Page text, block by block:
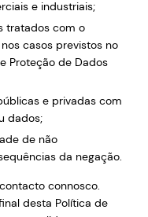
e industriais;
tratados com o
casos previstos no
Proteção de Dados
e privadas com
dados;
de não
da negação.
connosco.
desta Política de